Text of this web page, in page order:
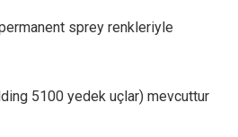
sprey renkleriyle
5100 yedek uçlar) mevcuttur